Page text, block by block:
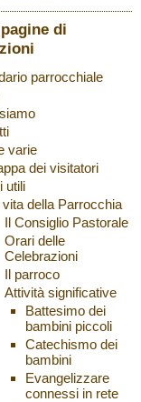
di
parrocchiale
varie
dei visitatori
utili
vita della Parrocchia
Il Consiglio Pastorale
Orari delle
Celebrazioni
Il parroco
Attività significative
Battesimo dei
bambini piccoli
Catechismo dei
bambini
Evangelizzare
connessi in rete